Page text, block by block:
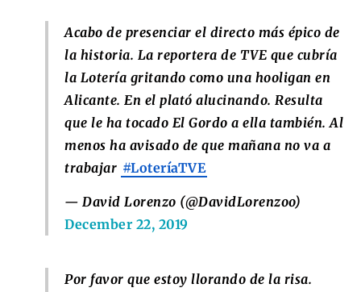
Acabo de presenciar el directo más épico de
la historia. La reportera de TVE que cubría
la Lotería gritando como una hooligan en
Alicante. En el plató alucinando. Resulta
que le ha tocado El Gordo a ella también. Al
menos ha avisado de que mañana no va a
trabajar #LoteríaTVE
— David Lorenzo (@DavidLorenzoo)
December 22, 2019
Por favor que estoy llorando de la risa.